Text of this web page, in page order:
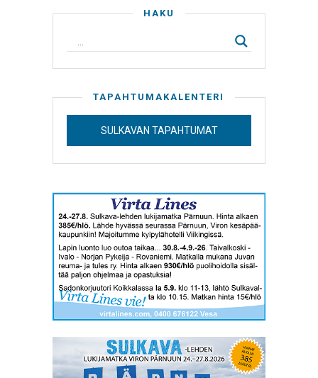
HAKU
TAPAHTUMAKALENTERI
SULKAVAN TAPAHTUMAT